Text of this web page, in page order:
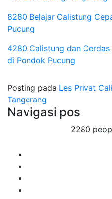
8280 Belajar Calistung
Pucung
4280 Calistung dan
di Pondok Pucung
Posting pada Les Privat
Tangerang
Navigasi pos
2280